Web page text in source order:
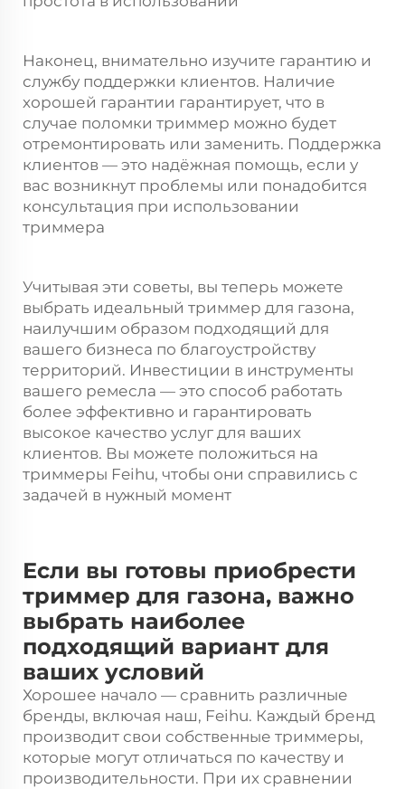
Наконец, внимательно изучите гарантию и
службу поддержки клиентов. Наличие
хорошей гарантии гарантирует, что в
случае поломки триммер можно будет
отремонтировать или заменить. Поддержка
клиентов — это надёжная помощь, если у
вас возникнут проблемы или понадобится
консультация при использовании
триммера
Учитывая эти советы, вы теперь можете
выбрать идеальный триммер для газона,
наилучшим образом подходящий для
вашего бизнеса по благоустройству
территорий. Инвестиции в инструменты
вашего ремесла — это способ работать
более эффективно и гарантировать
высокое качество услуг для ваших
клиентов. Вы можете положиться на
триммеры Feihu, чтобы они справились с
задачей в нужный момент
Если вы готовы приобрести
триммер для газона, важно
выбрать наиболее
подходящий вариант для
ваших условий
Хорошее начало — сравнить различные
бренды, включая наш, Feihu. Каждый бренд
производит свои собственные триммеры,
которые могут отличаться по качеству и
производительности. При их сравнении